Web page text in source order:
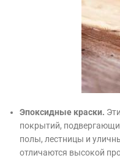
Эпоксидные краски.
покрытий,
полы, лестницы и
отличаются высокой